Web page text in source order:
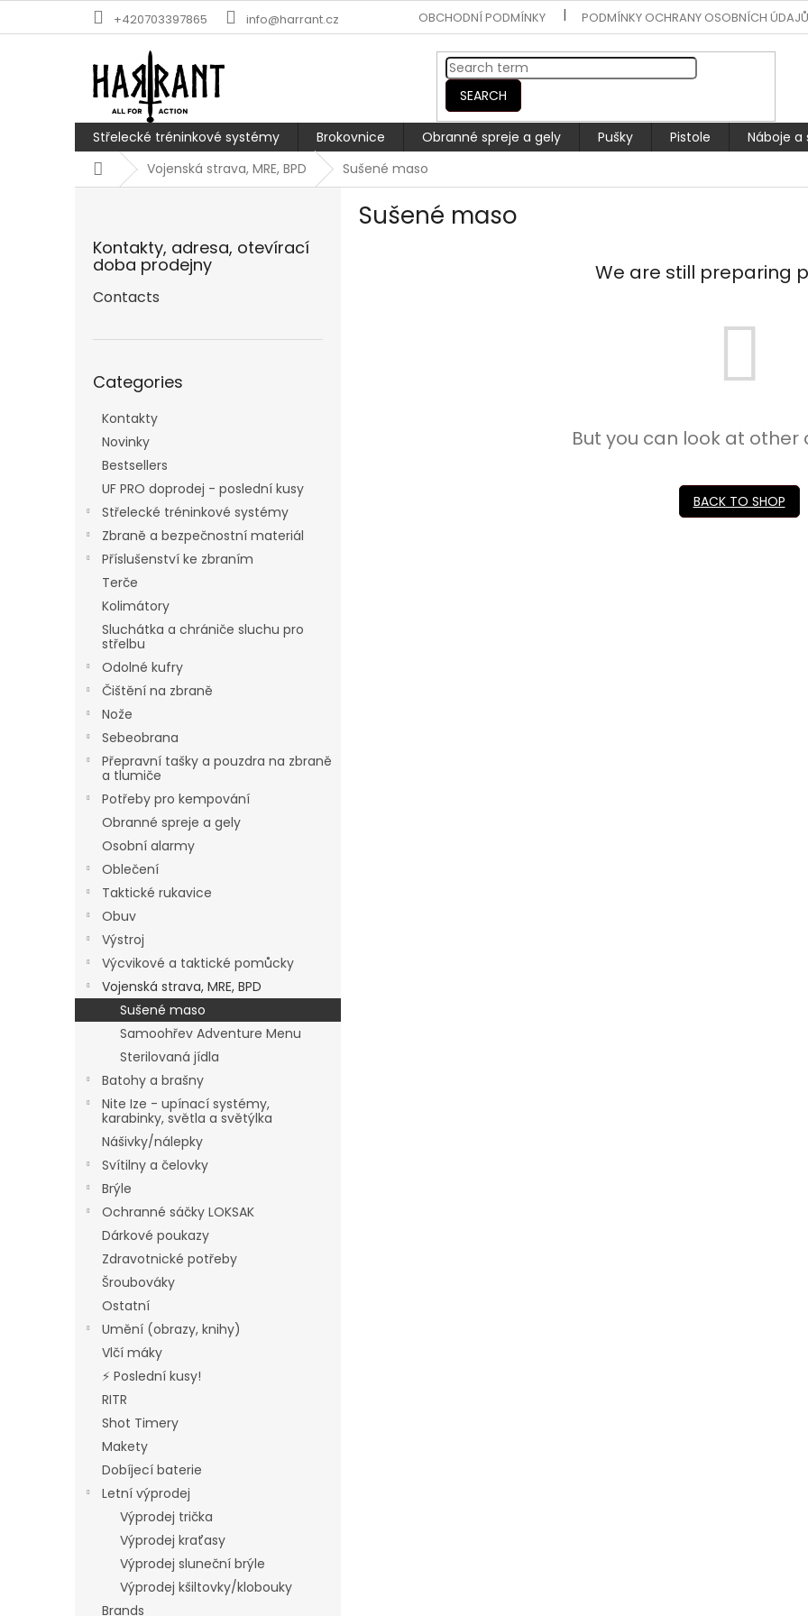
+420703397865 info@harrant.cz OBCHODNÍ PODMÍNKY PODMÍNKY OCHRANY OSOBNÍCH ÚDAJŮ
SEARCH
Střelecké tréninkové systémy Brokovnice Obranné spreje a gely Pušky Pistole Náboje a
HomeVojenská strava, MRE, BPD Sušené maso
Kontakty, adresa, otevírací
doba prodejny
Contacts
categories
Categories
Kontakty
Novinky
Bestsellers
UF PRO doprodej - poslední kusy
Střelecké tréninkové systémy
Zbraně a bezpečnostní materiál
Příslušenství ke zbraním
Terče
Kolimátory
Sluchátka a chrániče sluchu pro
střelbu
Odolné kufry
Čištění na zbraně
Nože
Sebeobrana
Přepravní tašky a pouzdra na zbraně
a tlumiče
Potřeby pro kempování
Obranné spreje a gely
Osobní alarmy
Oblečení
Taktické rukavice
Obuv
Výstroj
Výcvikové a taktické pomůcky
Vojenská strava, MRE, BPD
Sušené maso
Samoohřev Adventure Menu
Sterilovaná jídla
Batohy a brašny
Nite Ize - upínací systémy,
karabinky, světla a světýlka
Nášivky/nálepky
Svítilny a čelovky
Brýle
Ochranné sáčky LOKSAK
Dárkové poukazy
Zdravotnické potřeby
Šroubováky
Ostatní
Umění (obrazy, knihy)
Vlčí máky
⚡ Poslední kusy!
RITR
Shot Timery
Makety
Dobíjecí baterie
Letní výprodej
Výprodej trička
Výprodej kraťasy
Výprodej sluneční brýle
Výprodej kšiltovky/klobouky
Brands
Sušené maso
We are still preparing
But you can look at other
BACK TO SHOP